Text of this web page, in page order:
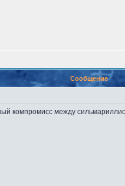
Сообщение
компромисс между